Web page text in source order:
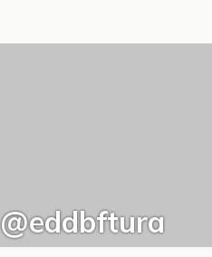
@eddbftura